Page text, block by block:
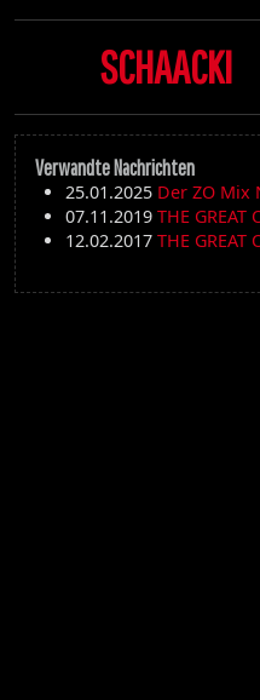
SCHAACKI
Verwandte Nachrichten
25.01.2025 Der ZO Mix
07.11.2019 THE GREAT
12.02.2017 THE GREAT